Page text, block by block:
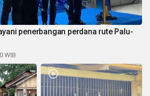
penerbangan perdana rute Palu-
WIB